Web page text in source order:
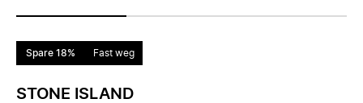
Spare 18% Fast weg
STONE ISLAND